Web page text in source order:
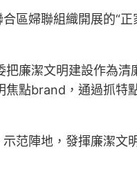
區婦聯組織開展的“正
廉潔文明建設作為清
焦點brand，通過抓特
范陣地，發揮廉潔文